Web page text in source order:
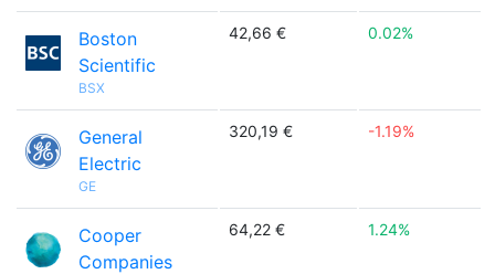
Boston
Scientific
BSX
42,66 € 0.02%
General
Electric
GE
320,19 € -1.19%
Cooper
Companies
64,22 € 1.24%